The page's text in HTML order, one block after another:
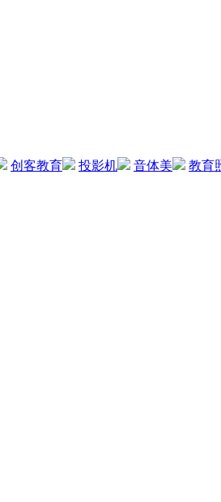
创客教育 投影机 音体美
教育